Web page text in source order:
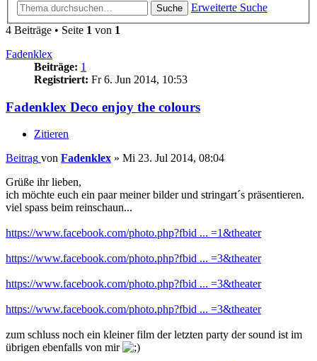
Suche
Erweiterte Suche
4 Beiträge • Seite 1 von 1
Fadenklex
Beiträge: 1
Registriert: Fr 6. Jun 2014, 10:53
Fadenklex Deco enjoy the colours
Zitieren
Beitrag von Fadenklex » Mi 23. Jul 2014, 08:04
Grüße ihr lieben,
ich möchte euch ein paar meiner bilder und stringart´s präsentieren.
viel spass beim reinschaun...
https://www.facebook.com/photo.php?fbid ... =1&theater
https://www.facebook.com/photo.php?fbid ... =3&theater
https://www.facebook.com/photo.php?fbid ... =3&theater
https://www.facebook.com/photo.php?fbid ... =3&theater
zum schluss noch ein kleiner film der letzten party der sound ist im
übrigen ebenfalls von mir